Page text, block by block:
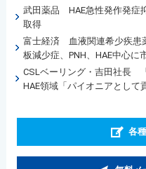
武田薬品 HAE急性発作発症
取得
富士経済 血液関連希少疾
板減少症、PNH、HAE中心に
CSLベーリング・吉田社長
HAE領域「パイオニアとして
各